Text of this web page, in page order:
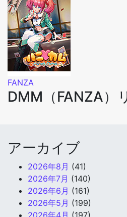
FANZA
DMM（FANZA）
アーカイブ
2026年8月 (41)
2026年7月 (140)
2026年6月 (161)
2026年5月 (199)
2026年4月 (197)